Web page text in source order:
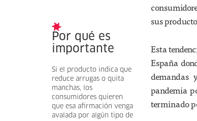
Por qué es
importante
Si el producto indica que
reduce arrugas o quita
manchas, los
consumidores quieren
que esa afirmación venga
avalada por algún tipo de
sus
Esta
España
demandas
pandemia
terminado